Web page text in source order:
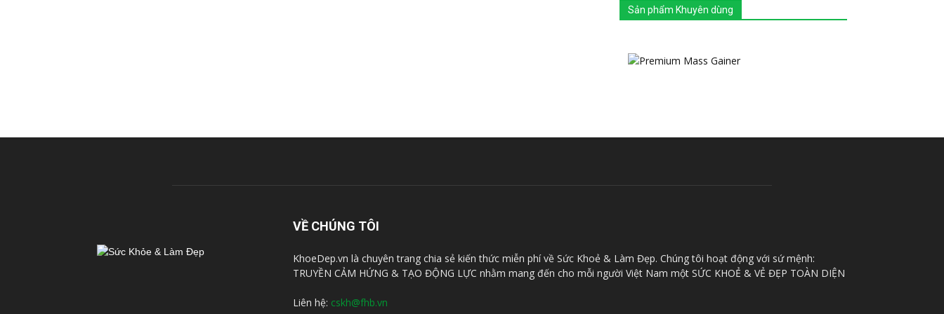
Sản phẩm Khuyên dùng
VỀ CHÚNG TÔI
KhoeDep.vn là chuyên trang chia sẻ kiến thức miễn phí về Sức Khoẻ & Làm Đẹp. Chúng tôi hoạt động với sứ mệnh:
TRUYỀN CẢM HỨNG & TẠO ĐỘNG LỰC nhằm mang đến cho mỗi người Việt Nam một SỨC KHOẺ & VẺ ĐẸP TOÀN DIỆN
Liên hệ: cskh@fhb.vn